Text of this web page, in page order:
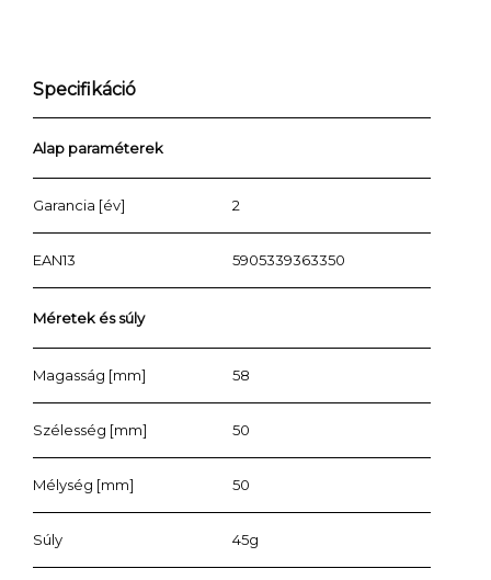
Specifikáció
Alap paraméterek
Garancia [év] 2
EAN13 5905339363350
Méretek és súly
Magasság [mm] 58
Szélesség [mm] 50
Mélység [mm] 50
Súly 45g